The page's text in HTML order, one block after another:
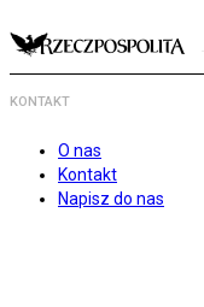
KONTAKT
O nas
Kontakt
Napisz do nas